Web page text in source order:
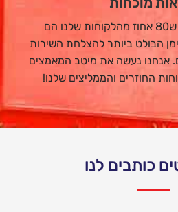
אנחנו מתגאים בכך ש80 אחוז מהלקוחות שלנו הם
הבולט ביותר להצלחת השירות
אנחנו נעשה את מיטב המאמצים
החוזרים והממליצים שלנו!
כותבים לנו